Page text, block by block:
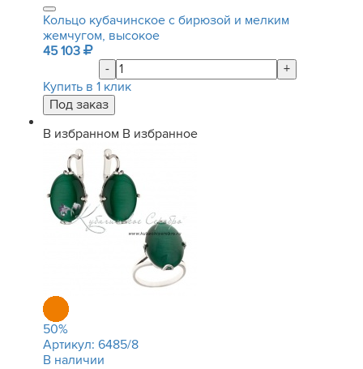
Кольцо кубачинское с бирюзой и мелким
жемчугом, высокое
45 103
-
+
Купить в 1 клик
В избранном В избранное
50%
Артикул: 6485/8
В наличии